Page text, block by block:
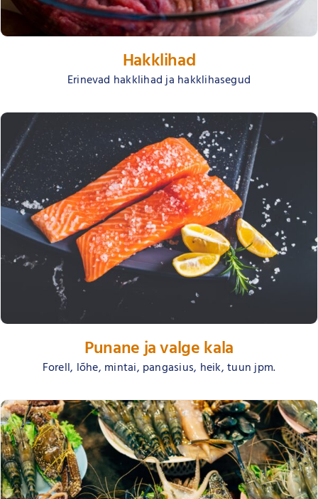
Hakklihad
Erinevad hakklihad ja hakklihasegud
Punane ja valge kala
Forell, lõhe, mintai, pangasius, heik, tuun jpm.